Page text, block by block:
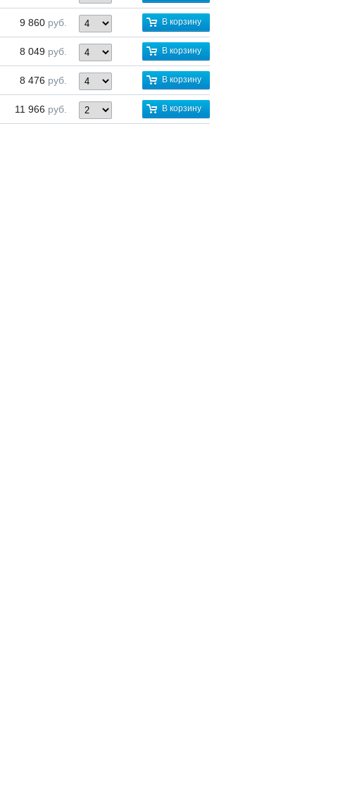
9 860 руб. В корзину
8 049 руб. В корзину
8 476 руб. В корзину
11 966 руб. В корзину